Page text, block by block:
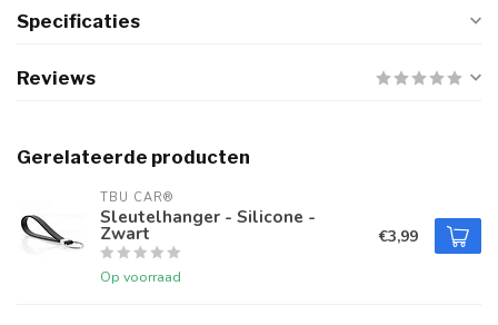
Specificaties
Reviews
Gerelateerde producten
TBU CAR®
Sleutelhanger - Silicone -
Zwart
Op voorraad
€3,99